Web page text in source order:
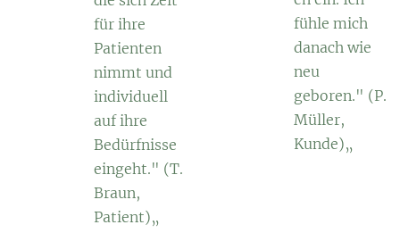
für ihre
Patienten
nimmt und
individuell
auf ihre
Bedürfnisse
eingeht." (T.
Braun,
Patient)„
fühle mich
danach wie
neu
geboren." (P.
Müller,
Kunde)„